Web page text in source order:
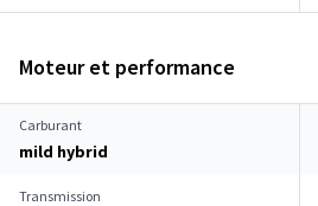
Moteur et performance
Carburant
mild hybrid
Transmission